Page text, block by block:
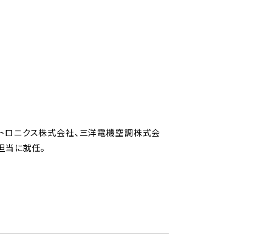
ニクス株式会社、三洋電機空調株式会
に就任。